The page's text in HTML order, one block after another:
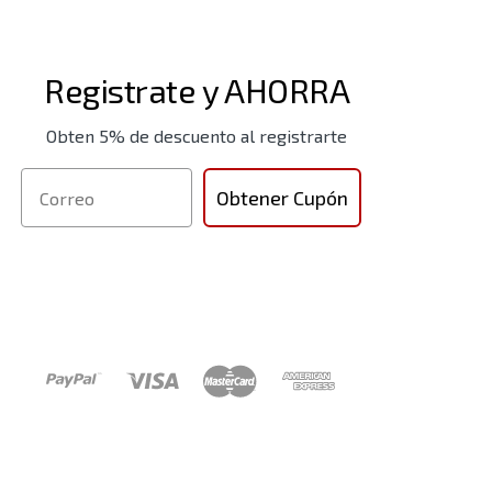
Registrate y AHORRA
Obten 5% de descuento al registrarte
Correo
Obtener Cupón